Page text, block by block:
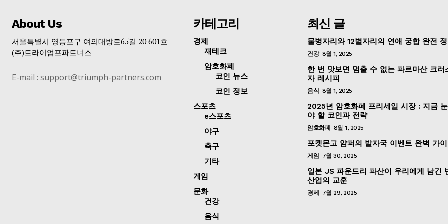
About Us
서울특별시 영등포구 여의대방로65길 20 601호
(주)트라이엄프파트너스
E-mail : support@triumph-partners.com
카테고리
경제
재테크
암호화폐
코인 뉴스
코인 정보
스포츠
e스포츠
야구
축구
기타
게임
문화
건강
음식
최신 글
물병자리와 12별자리의 연애 궁합 완전
건강 8월 1, 2025
한 번 맛보면 멈출 수 없는 파르마산 크러
자 레시피
음식 8월 1, 2025
2025년 암호화폐 프리세일 시장 : 지금
야 할 코인과 전략
암호화폐 8월 1, 2025
포켓몬고 얌퍼의 발자국 이벤트 완벽 가
게임 7월 30, 2025
일본 JS 파운드리 파산이 우리에게 남긴
산업의 교훈
경제 7월 29, 2025